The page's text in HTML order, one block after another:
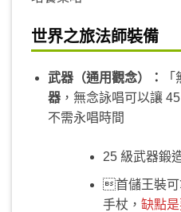
世界之旅法師裝備
武器（通用觀念）：
器，無念詠唱可以讓
不需永唱時間
25 級武器鍛
首儲王裝可
手杖， 缺點